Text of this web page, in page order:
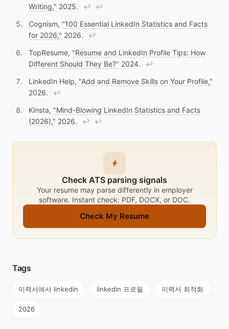
Writing," 2025. ↩︎ ↩︎
Cognism, "100 Essential LinkedIn Statistics and Facts
for 2026," 2026. ↩︎
TopResume, "Resume and LinkedIn Profile Tips: How
Different Should They Be?" 2024. ↩︎
LinkedIn Help, "Add and Remove Skills on Your Profile,"
2026.
↩︎
Kinsta, "Mind-Blowing LinkedIn Statistics and Facts
(2026)," 2026. ↩︎ ↩︎
Check ATS parsing signals
Your resume may parse differently in employer
software. Instant check: PDF, DOCX, or DOC.
Check My Resume
Tags
이력서에서 linkedin linkedin 프로필 이력서 최적화
2026